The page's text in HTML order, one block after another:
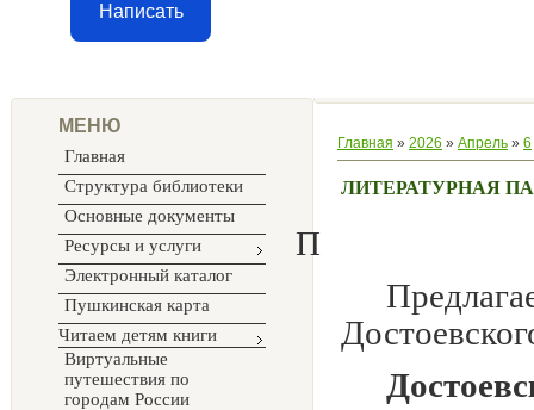
Написать
МЕНЮ
Главная
Структура библиотеки
Основные документы
Ресурсы и услуги
Электронный каталог
Пушкинская карта
Читаем детям книги
Виртуальные
путешествия по
городам России
Главная » 2026 » Апрель » 6
ЛИТЕРАТУРНАЯ
П